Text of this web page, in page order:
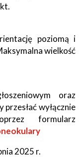
poziomą i
wielkość
oraz
wyłącznie
formularz
2025 r.